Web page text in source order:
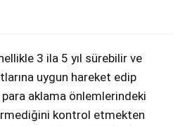
3 ila 5 yıl sürebilir ve
uygun hareket edip
aklama önlemlerindeki
kontrol etmekten